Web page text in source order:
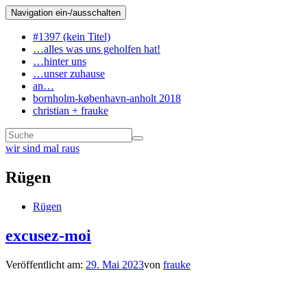
Navigation ein-/ausschalten
#1397 (kein Titel)
…alles was uns geholfen hat!
…hinter uns
…unser zuhause
an…
bornholm-københavn-anholt 2018
christian + frauke
wir sind mal raus
Rügen
Rügen
excusez-moi
Veröffentlicht am: 29. Mai 2023von frauke